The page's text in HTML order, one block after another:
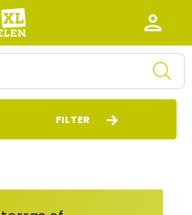
Kennisbank
FILTER